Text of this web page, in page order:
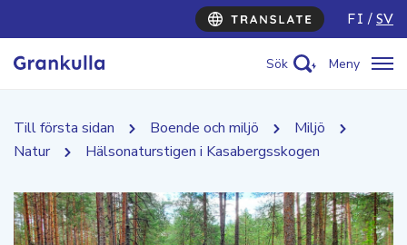
FI SV
Sök Meny
Till första sidan Boende och miljö
Miljö
Natur
Hälsonaturstigen i Kasabergsskogen